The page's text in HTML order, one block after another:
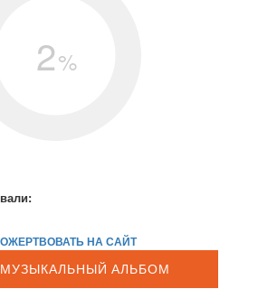
2%
НА САЙТ
АЛЬБОМ